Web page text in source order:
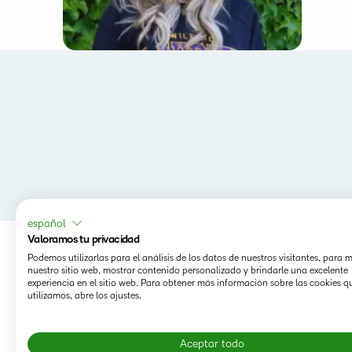
español
Valoramos tu privacidad
Podemos utilizarlas para el análisis de los datos de nuestros visitantes, para
nuestro sitio web, mostrar contenido personalizado y brindarle una excelente
experiencia en el sitio web. Para obtener más información sobre las cookies
utilizamos, abre los ajustes.
Aceptar todo